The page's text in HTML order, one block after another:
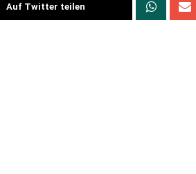
Auf Twitter teilen